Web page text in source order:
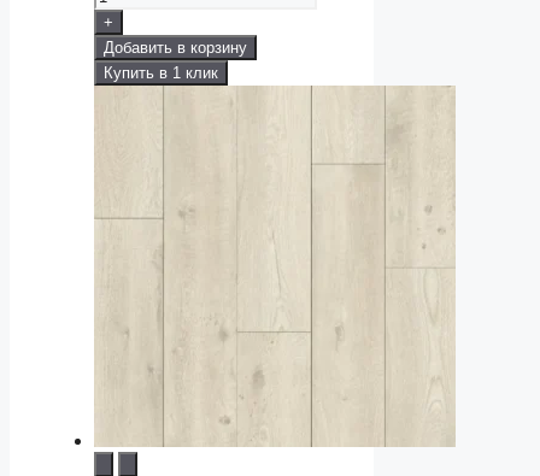
+
Добавить в корзину
Купить в 1 клик